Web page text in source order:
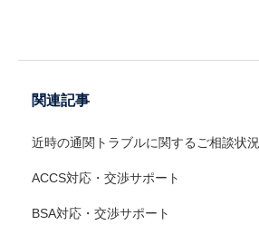
関連記事
近時の通関トラブルに関するご相談状況
ACCS対応・交渉サポート
BSA対応・交渉サポート